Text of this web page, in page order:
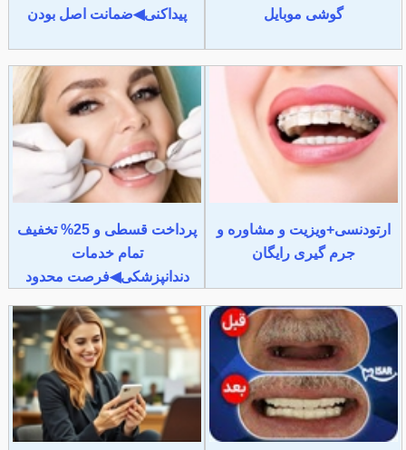
گوشی موبایل پیداکنی◀ضمانت اصل بودن
ارتودنسی+ویزیت و مشاوره و
جرم گیری رایگان
پرداخت قسطی و 25% تخفیف
تمام خدمات
دندانپزشکی◀فرصت محدود